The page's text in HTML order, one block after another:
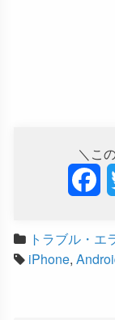
＼こ
c
トラブル・エ
iPhone,